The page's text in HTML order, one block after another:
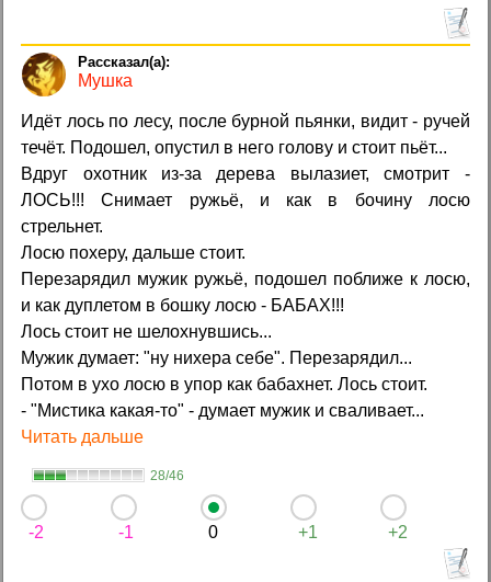
Мушка
Идёт лось по лесу, после бурной пьянки, видит - ручей
течёт. Подошел, опустил в него голову и стоит пьёт...
Вдруг охотник из-за дерева вылазиет, смотрит -
ЛОСЬ!!! Снимает ружьё, и как в бочину лосю
стрельнет.
Лосю похеру, дальше стоит.
Перезарядил мужик ружьё, подошел поближе к лосю,
и как дуплетом в бошку лосю - БАБАХ!!!
Лось стоит не шелохнувшись...
Мужик думает: "ну нихера себе". Перезарядил...
Потом в ухо лосю в упор как бабахнет. Лось стоит.
- "Мистика какая-то" - думает мужик и сваливает...
Читать дальше
28/46
-2 -1 0 +1 +2